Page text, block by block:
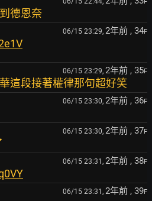
F
德恩奈
06/15 23:29, 2年前 , 34F
06/15 23:29, 2年前 , 35F
這段接著權律那句超好笑
06/15 23:30, 2年前 , 36F
06/15 23:30, 2年前 , 37F
06/15 23:31, 2年前 , 38F
06/15 23:31, 2年前 , 39F